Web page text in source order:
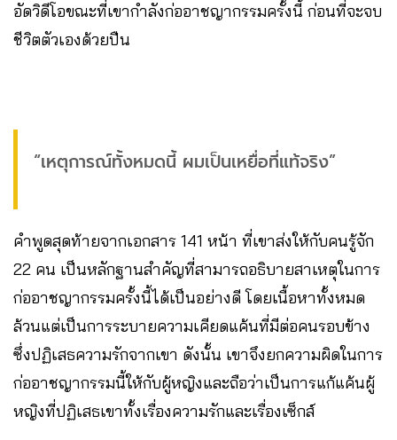
อัดวิดีโอขณะที่เขากำลังก่ออาชญากรรมครั้งนี้ ก่อนที่จะจบ
ชีวิตตัวเองด้วยปืน
“เหตุการณ์ทั้งหมดนี้ ผมเป็นเหยื่อที่แท้จริง”
คำพูดสุดท้ายจากเอกสาร 141 หน้า ที่เขาส่งให้กับคนรู้จัก
22 คน เป็นหลักฐานสำคัญที่สามารถอธิบายสาเหตุในการ
ก่ออาชญากรรมครั้งนี้ได้เป็นอย่างดี โดยเนื้อหาทั้งหมด
ล้วนแต่เป็นการระบายความเคียดแค้นที่มีต่อคนรอบข้าง
ซึ่งปฏิเสธความรักจากเขา ดังนั้น เขาจึงยกความผิดในการ
ก่ออาชญากรรมนี้ให้กับผู้หญิงและถือว่าเป็นการแก้แค้นผู้
หญิงที่ปฏิเสธเขาทั้งเรื่องความรักและเรื่องเซ็กส์